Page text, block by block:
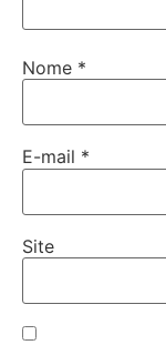
Nome *
E-mail *
Site